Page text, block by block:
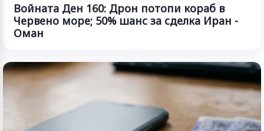
Войната Ден 160: Дрон потопи кораб в
Червено море; 50% шанс за сделка Иран -
Оман